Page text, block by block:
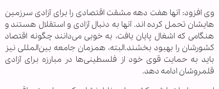
وی افزود: آنها هفت دهه مشقت اقتصادی را برای آزادی سرزمین
هایشان تحمل کرده اند. آنها به دنبال آزادی و استقلال هستند و
هنگامی که اشغال پایان یافت، به خوبی می‌دانند چگونه اقتصاد
کشورشان را بهبود بخشند.البته، همزمان جامعه بین‌المللی نیز
باید به حمایت قوی خود از فلسطینی‌ها در مبارزه برای آزادی
قلمروشان ادامه دهد.